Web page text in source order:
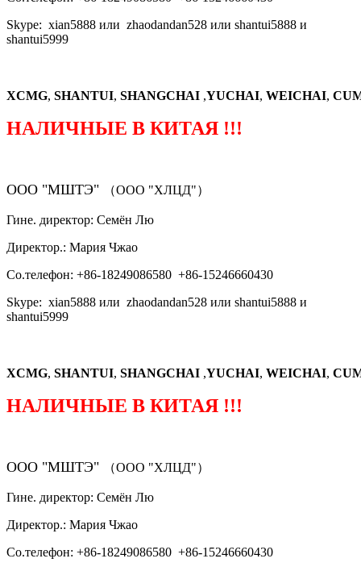
Skype: xian5888 или zhaodandan528 или shantui5888 и
shantui5999
XCMG, SHANTUI, SHANGCHAI ,YUCHAI, WEICHAI,
НАЛИЧНЫЕ В КИТАЯ !!!
ООО "МШТЭ" （ООО "ХЛЦД"）
Гине. директор: Семён Лю
Директор.: Мария Чжао
Со.телефон: +86-18249086580 +86-15246660430
Skype: xian5888 или zhaodandan528 или shantui5888 и
shantui5999
XCMG, SHANTUI, SHANGCHAI ,YUCHAI, WEICHAI,
НАЛИЧНЫЕ В КИТАЯ !!!
ООО "МШТЭ" （ООО "ХЛЦД"）
Гине. директор: Семён Лю
Директор.: Мария Чжао
Со.телефон: +86-18249086580 +86-15246660430